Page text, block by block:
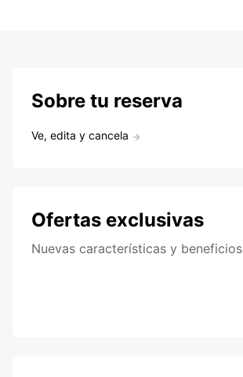
Sobre tu reserva
Ve, edita y cancela
Ofertas exclusivas
Nuevas características y beneficios